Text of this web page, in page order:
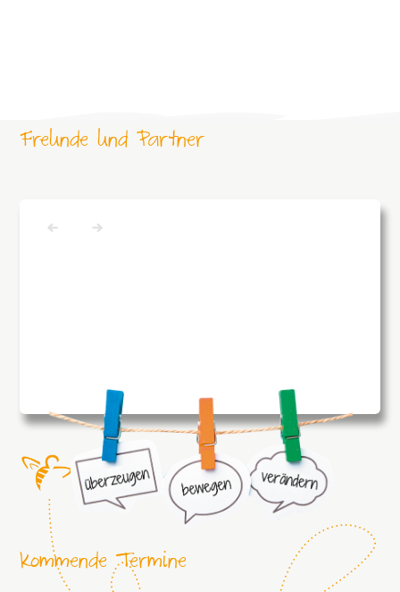
Freunde und Partner
Kommende Termine